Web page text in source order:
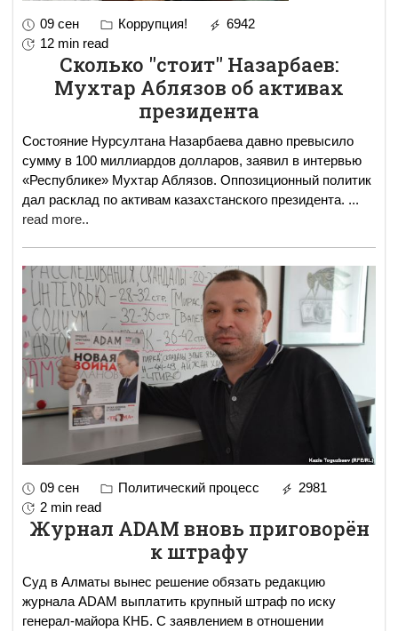
09 сен Коррупция!
6942
12 min read
Сколько "стоит" Назарбаев:
Мухтар Аблязов об активах
президента
Состояние Нурсултана Назарбаева давно превысило
сумму в 100 миллиардов долларов, заявил в интервью
«Республике» Мухтар Аблязов. Оппозиционный политик
дал расклад по активам казахстанского президента. ...
read more..
09 сен Политический процесс
2981
2 min read
Журнал ADAM вновь приговорён
к штрафу
Суд в Алматы вынес решение обязать редакцию
журнала ADAM выплатить крупный штраф по иску
генерал-майора КНБ. С заявлением в отношении